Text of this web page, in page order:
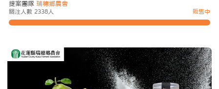
提案團隊 瑞穗鄉農會
關注人數 2338人 販售中